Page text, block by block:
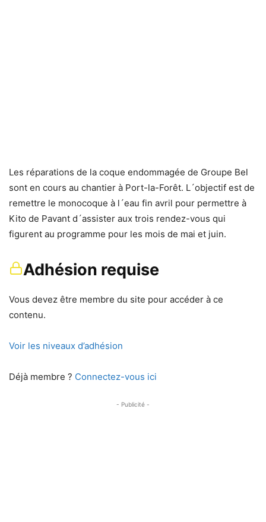
Les réparations de la coque endommagée de Groupe Bel
sont en cours au chantier à Port-la-Forêt. L´objectif est de
remettre le monocoque à l´eau fin avril pour permettre à
Kito de Pavant d´assister aux trois rendez-vous qui
figurent au programme pour les mois de mai et juin.
Adhésion requise
Vous devez être membre du site pour accéder à ce
contenu.
Voir les niveaux d’adhésion
Déjà membre ? Connectez-vous ici
- Publicité -